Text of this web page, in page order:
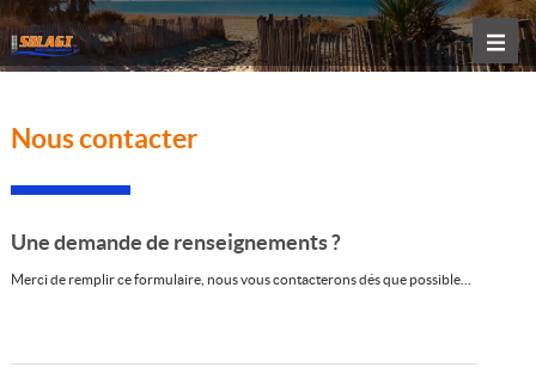
Nous contacter
Une demande de renseignements ?
Merci de remplir ce formulaire, nous vous contacterons dés que possible...